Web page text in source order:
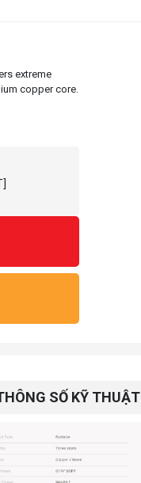
extreme
SỐ KỸ THUẬT